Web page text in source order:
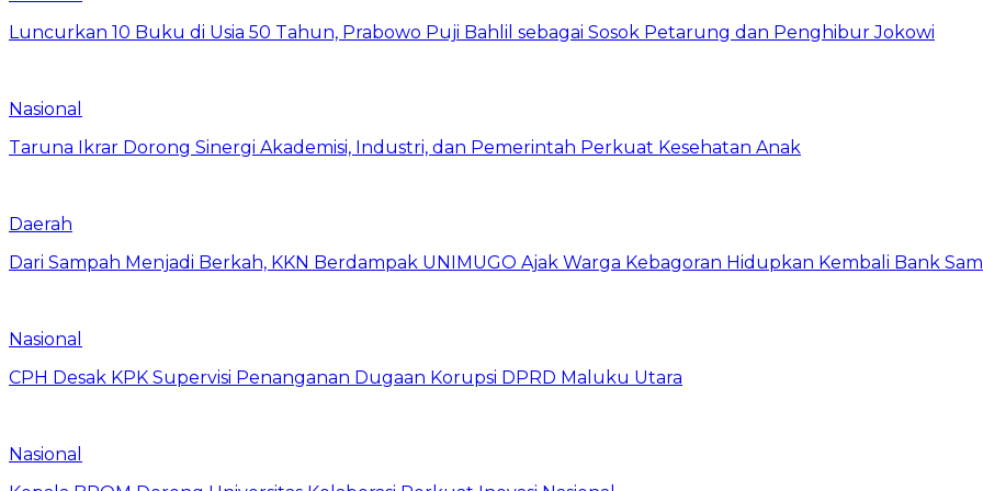
Luncurkan 10 Buku di Usia 50 Tahun, Prabowo Puji Bahlil sebagai Sosok Petarung dan Penghibur Jokowi
Nasional
Taruna Ikrar Dorong Sinergi Akademisi, Industri, dan Pemerintah Perkuat Kesehatan Anak
Daerah
Dari Sampah Menjadi Berkah, KKN Berdampak UNIMUGO Ajak Warga Kebagoran Hidupkan Kembali Bank
Nasional
CPH Desak KPK Supervisi Penanganan Dugaan Korupsi DPRD Maluku Utara
Nasional